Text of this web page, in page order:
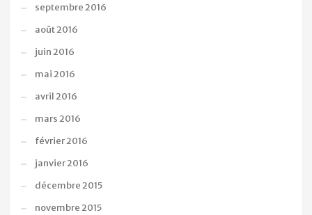
septembre 2016
août 2016
juin 2016
mai 2016
avril 2016
mars 2016
février 2016
janvier 2016
décembre 2015
novembre 2015